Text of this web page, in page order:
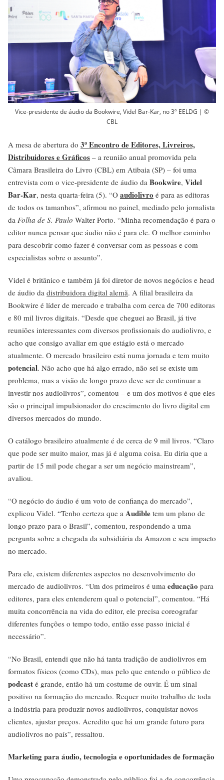
Vice-presidente de áudio da Bookwire, Videl Bar-Kar, no 3º EELDG | ©
CBL
A mesa de abertura do 3º Encontro de Editores, Livreiros,
Distribuidores e Gráficos – a reunião anual promovida pela
Câmara Brasileira do Livro (CBL) em Atibaia (SP) – foi uma
entrevista com o vice-presidente de áudio da Bookwire, Videl
Bar-Kar, nesta quarta-feira (5). “O audiolivro é para as editoras
de todos os tamanhos”, afirmou no painel, mediado pelo jornalista
da Folha de S. Paulo Walter Porto. “Minha recomendação é para o
editor nunca pensar que áudio não é para ele. O melhor caminho
para descobrir como fazer é conversar com as pessoas e com
especialistas sobre o assunto”.
Videl é britânico e também já foi diretor de novos negócios e head
de áudio da distribuidora digital alemã. A filial brasileira da
Bookwire é líder de mercado e trabalha com cerca de 700 editoras
e 80 mil livros digitais. “Desde que cheguei ao Brasil, já tive
reuniões interessantes com diversos profissionais do audiolivro, e
acho que consigo avaliar em que estágio está o mercado
atualmente. O mercado brasileiro está numa jornada e tem muito
potencial. Não acho que há algo errado, não sei se existe um
problema, mas a visão de longo prazo deve ser de continuar a
investir nos audiolivros”, comentou – e um dos motivos é que eles
são o principal impulsionador do crescimento do livro digital em
diversos mercados do mundo.
O catálogo brasileiro atualmente é de cerca de 9 mil livros. “Claro
que pode ser muito maior, mas já é alguma coisa. Eu diria que a
partir de 15 mil pode chegar a ser um negócio mainstream”,
avaliou.
“O negócio do áudio é um voto de confiança do mercado”,
explicou Videl. “Tenho certeza que a Audible tem um plano de
longo prazo para o Brasil”, comentou, respondendo a uma
pergunta sobre a chegada da subsidiária da Amazon e seu impacto
no mercado.
Para ele, existem diferentes aspectos no desenvolvimento do
mercado de audiolivros. “Um dos primeiros é uma educação para
editores, para eles entenderem qual o potencial”, comentou. “Há
muita concorrência na vida do editor, ele precisa coreografar
diferentes funções o tempo todo, então esse passo inicial é
necessário”.
“No Brasil, entendi que não há tanta tradição de audiolivros em
formatos físicos (como CDs), mas pelo que entendo o público de
podcast é grande, então há um costume de ouvir. É um sinal
positivo na formação do mercado. Requer muito trabalho de toda
a indústria para produzir novos audiolivros, conquistar novos
clientes, ajustar preços. Acredito que há um grande futuro para
audiolivros no país”, ressaltou.
Marketing para áudio, tecnologia e oportunidades de formação